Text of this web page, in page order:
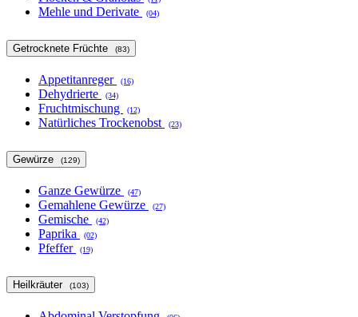
Mehle und Derivate (04)
Getrocknete Früchte (83)
Appetitanreger (16)
Dehydrierte (34)
Fruchtmischung (12)
Natürliches Trockenobst (23)
Gewürze (129)
Ganze Gewürze (47)
Gemahlene Gewürze (27)
Gemische (42)
Paprika (02)
Pfeffer (19)
Heilkräuter (103)